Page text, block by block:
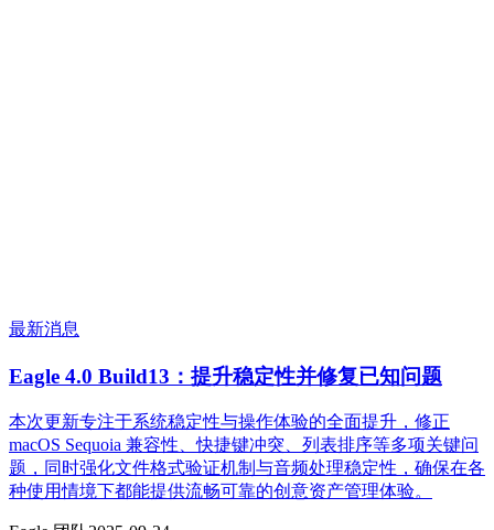
最新消息
Eagle 4.0 Build13：提升稳定性并修复已知问题
本次更新专注于系统稳定性与操作体验的全面提升，修正
macOS Sequoia 兼容性、快捷键冲突、列表排序等多项关键问
题，同时强化文件格式验证机制与音频处理稳定性，确保在各
种使用情境下都能提供流畅可靠的创意资产管理体验。